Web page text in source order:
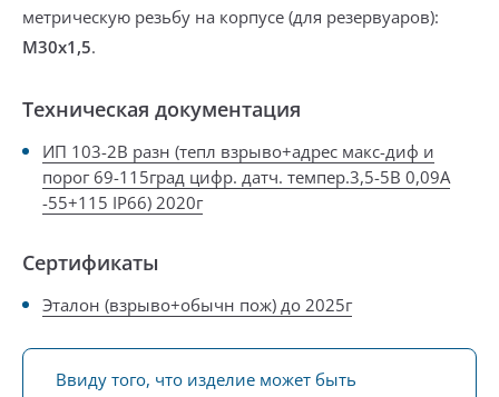
метрическую резьбу на корпусе (для резервуаров):
М30х1,5.
Техническая документация
ИП 103-2В разн (тепл взрыво+адрес макс-диф и
порог 69-115град цифр. датч. темпер.3,5-5В 0,09А
-55+115 IP66) 2020г
Сертификаты
Эталон (взрыво+обычн пож) до 2025г
Ввиду того, что изделие может быть